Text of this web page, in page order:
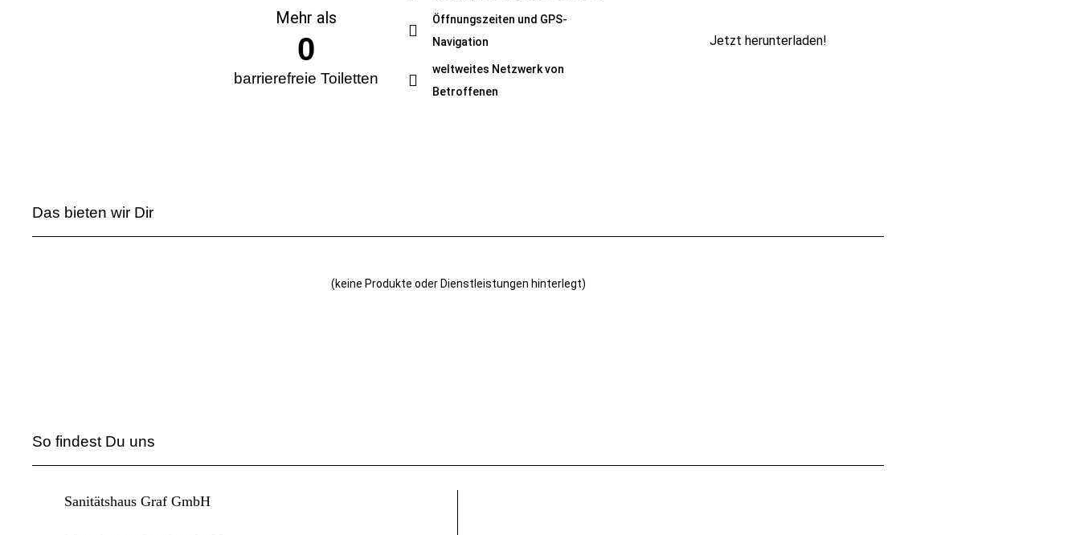
Mehr als
barrierefreie Toiletten
0
Öffnungszeiten und GPS-
Navigation
weltweites Netzwerk von
Betroffenen
Jetzt herunterladen!
Das bieten wir Dir
(keine Produkte oder Dienstleistungen hinterlegt)
So findest Du uns
Sanitätshaus Graf GmbH